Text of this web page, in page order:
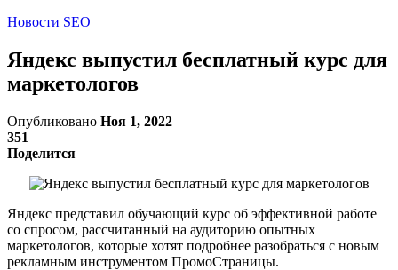
Новости SEO
Яндекс выпустил бесплатный курс для
маркетологов
Опубликовано Ноя 1, 2022
351
Поделится
Яндекс представил обучающий курс об эффективной работе
со спросом, рассчитанный на аудиторию опытных
маркетологов, которые хотят подробнее разобраться с новым
рекламным инструментом ПромоСтраницы.